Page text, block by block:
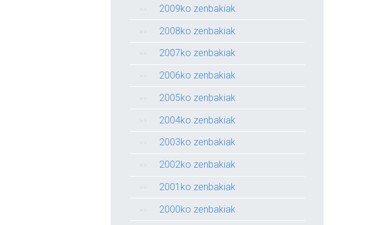
2009ko zenbakiak
2008ko zenbakiak
2007ko zenbakiak
2006ko zenbakiak
2005ko zenbakiak
2004ko zenbakiak
2003ko zenbakiak
2002ko zenbakiak
2001ko zenbakiak
2000ko zenbakiak